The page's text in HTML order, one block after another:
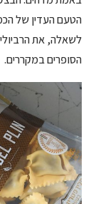
הטעם העדין של
לשאלה, את
הסופרים במקררים.